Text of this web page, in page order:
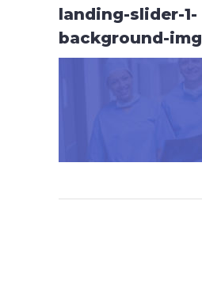
landing-slider-1-
background-img